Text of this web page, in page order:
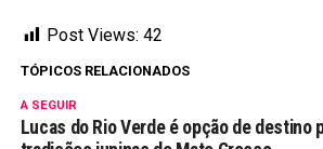
Post Views: 42
TÓPICOS RELACIONADOS
A SEGUIR
Lucas do Rio Verde é opção de destino